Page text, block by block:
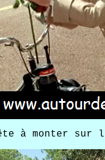
à monter